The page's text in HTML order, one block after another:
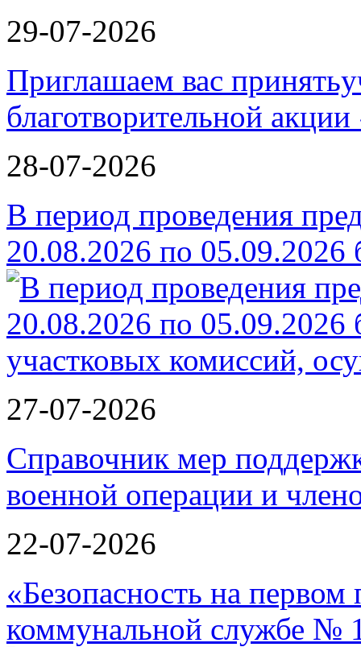
29-07-2026
Приглашаем вас
благотворительной
28-07-2026
В период проведения
20.08.2026 по 05.09.2026
27-07-2026
Справочник мер
военной операции и
22-07-2026
«Безопасность на
коммунальной службе №